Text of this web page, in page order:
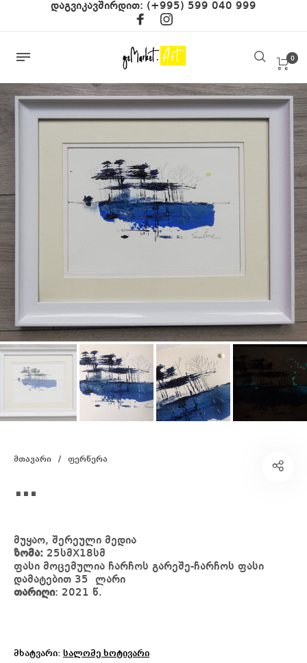
დაგვიკავშირდით: (+995) 599 040 999
0
მთავარი / ფერწერა
…
მუყაო, შერეული მედია
ზომა: 25სმX18სმ
ფასი მოცემულია ჩარჩოს გარეშე-ჩარჩოს ფასი
დამატებით 35 ლარი
თარიღი: 2021 წ.
მხატვარი: სალომე ხოტივარი